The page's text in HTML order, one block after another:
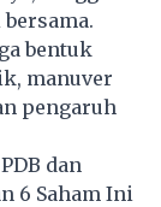
bentuk
manuver
pengaruh
dan
6 Saham Ini